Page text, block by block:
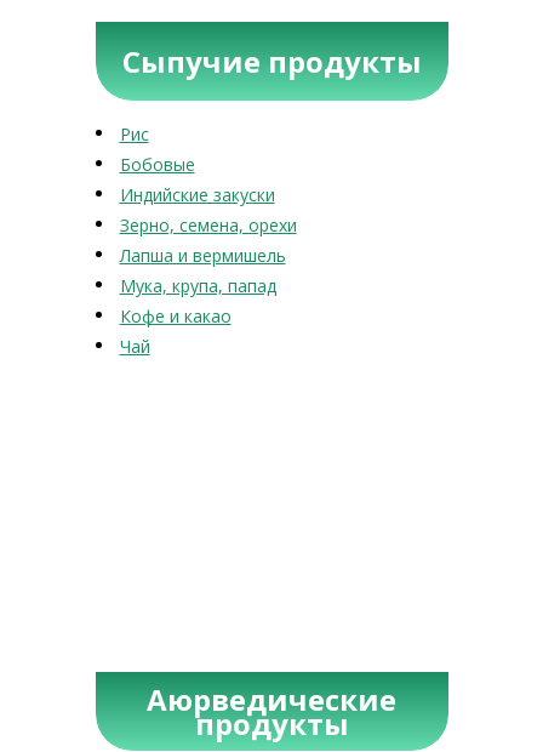
Сыпучие продукты
Рис
Бобовые
Индийские закуски
Зерно, семена, орехи
Лапша и вермишель
Мука, крупа, папад
Кофе и какао
Чай
Аюрведические
продукты